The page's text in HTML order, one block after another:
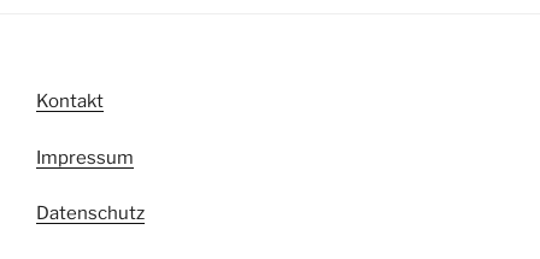
Kontakt
Impressum
Datenschutz